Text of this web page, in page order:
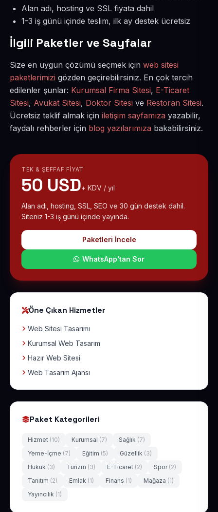
Alan adı, hosting ve SSL fiyata dahil
1-3 iş günü içinde teslim, ilk ay destek ücretsiz
İlgili Paketler ve Sayfalar
Size en uygun çözümü seçmek için web sitesi
paketlerimizi gözden geçirebilirsiniz. En çok tercih
edilenler şunlar: Kurumsal Firma Sitesi, E-Ticaret
Sitesi, Avukat Sitesi, Doktor Sitesi ve Restoran Sitesi.
Ücretsiz teklif almak için iletişim sayfamıza yazabilir,
faydalı rehberler için blog yazılarımıza bakabilirsiniz.
TEK & ŞEFFAF FIYAT
50 USD+ KDV / yıl
Alan adı, hosting, SSL, SEO ve 30 gün destek dahil.
Siteniz 1-3 iş günü içinde yayında.
Paketleri İncele
WhatsApp'tan Sor
Öne Çıkan Hizmetler
Web Sitesi Tasarımı
Kurumsal Web Tasarım
Hazır Web Sitesi
Web Tasarım Ajansı
Paket Kategorileri
Hizmet (10) Kurumsal (7) Sağlık (7)
Yeme-İçme (7) Eğitim (5) Güzellik (3)
Hukuk (3) Turizm (3) E-Ticaret (2) Spor (2)
Tanıtım (2) Emlak (1) Finans (1) Mağaza (1)
Yayıncılık (1)